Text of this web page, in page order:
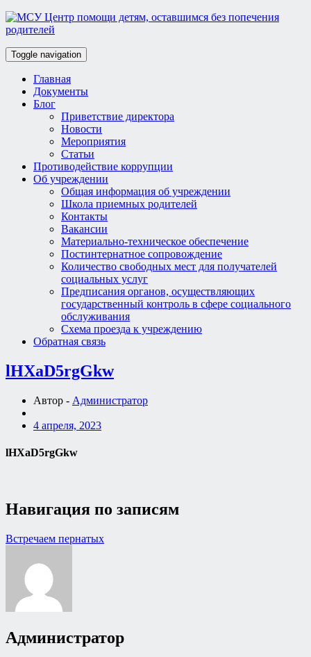
Toggle navigation
Главная
Документы
Блог
Приветствие директора
Новости
Мероприятия
Статьи
Противодействие коррупции
Об учреждении
Общая информация об учреждении
Школа приемных родителей
Контакты
Вакансии
Материально-техническое обеспечение
Постинтернатное сопровождение
Количество свободных мест для получателей
социальных услуг
Предписания органов, осуществляющих
государственный контроль в сфере социального
обслуживания
Схема проезда к учреждению
Обратная связь
lHXaD5rgGkw
Автор - Администратор
4 апреля, 2023
lHXaD5rgGkw
Навигация по записям
Встречаем пернатых
Администратор